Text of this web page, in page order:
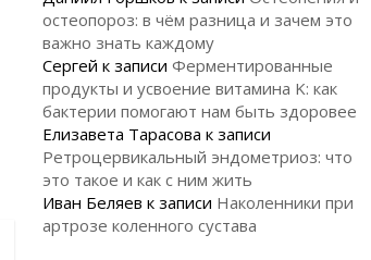
остеопороз: в чём разница и зачем это
важно знать каждому
Сергей к записи Ферментированные
продукты и усвоение витамина K: как
бактерии помогают нам быть здоровее
Елизавета Тарасова к записи
Ретроцервикальный эндометриоз: что
это такое и как с ним жить
Иван Беляев к записи Наколенники при
артрозе коленного сустава